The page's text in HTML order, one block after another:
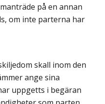
på en annan
om inte parterna har
skall inom den
ange sina
uppgetts i begäran